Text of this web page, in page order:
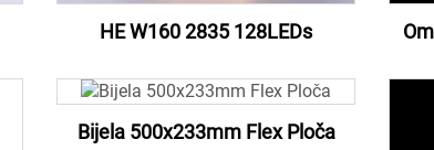
HE W160 2835 128LEDs
Bijela 500x233mm Flex Ploča